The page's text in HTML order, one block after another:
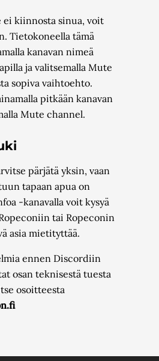
ei kiinnosta sinua, voit
Tietokoneella tämä
kanavan nimeä
ja valitsemalla Mute
sopiva vaihtoehto.
pitkään kanavan
Mute channel.
pärjätä yksin, vaan
tapaan apua on
-kanavalla voit kysyä
tai Ropeconin
asia mietityttää.
ennen Discordiin
osan teknisestä tuesta
osoitteesta